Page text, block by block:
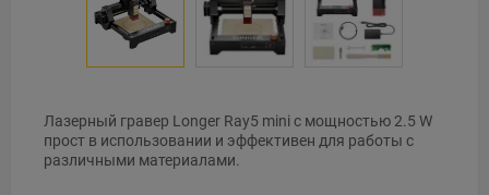
Лазерный гравер Longer Ray5 mini с мощностью 2.5 W
прост в использовании и эффективен для работы с
различными материалами.